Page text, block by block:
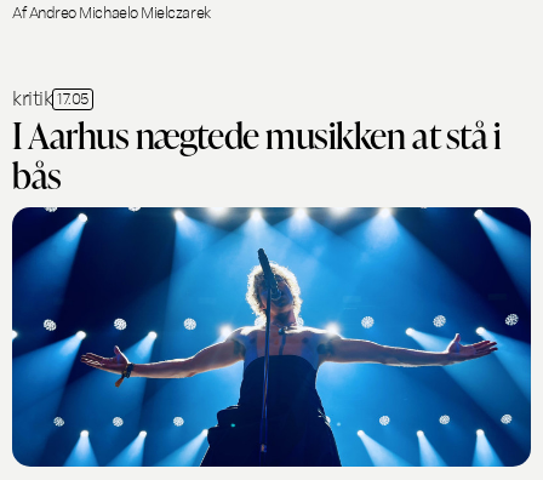
Af Andreo Michaelo Mielczarek
kritik 17.05
I Aarhus nægtede musikken at stå i
bås